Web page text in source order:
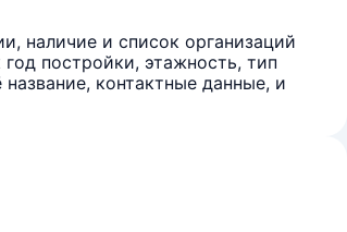
наличие и список организаций
постройки, этажность, тип
контактные данные, и